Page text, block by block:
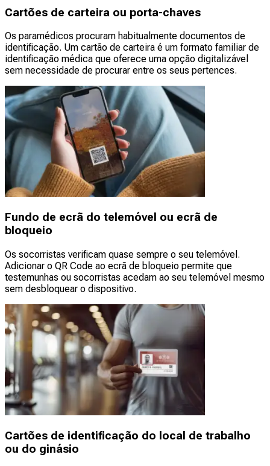
Cartões de carteira ou porta-chaves
Os paramédicos procuram habitualmente documentos de
identificação. Um cartão de carteira é um formato familiar de
identificação médica que oferece uma opção digitalizável
sem necessidade de procurar entre os seus pertences.
Fundo de ecrã do telemóvel ou ecrã de
bloqueio
Os socorristas verificam quase sempre o seu telemóvel.
Adicionar o QR Code ao ecrã de bloqueio permite que
testemunhas ou socorristas acedam ao seu telemóvel mesmo
sem desbloquear o dispositivo.
Cartões de identificação do local de trabalho
ou do ginásio